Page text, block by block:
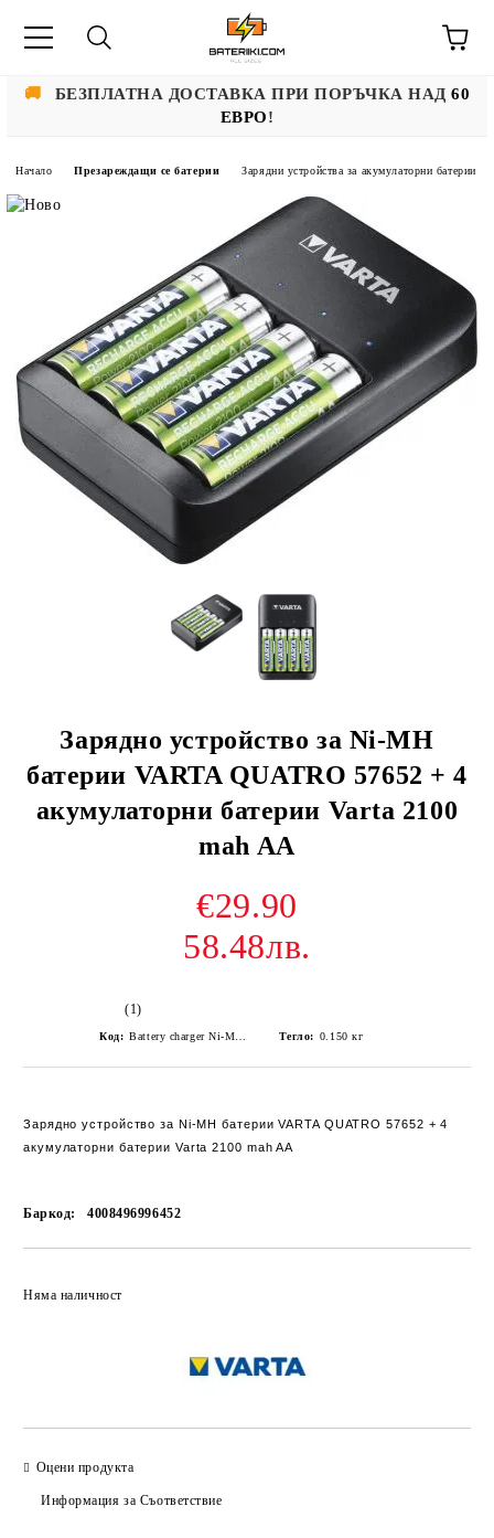
🚚 БЕЗПЛАТНА ДОСТАВКА ПРИ ПОРЪЧКА НАД60
ЕВРО!
Начало Презареждащи се батерии Зарядни устройства за акумулаторни батерии
Зарядно устройство за Ni-MH
батерии VARTA QUATRO 57652 + 4
акумулаторни батерии Varta 2100
mah AA
€29.90
58.48лв.
(1)
Код: Тегло: 0.150 кг
Зарядно устройство за Ni-MH батерии VARTA QUATRO 57652 + 4
акумулаторни батерии Varta 2100 mah AA
Баркод: 4008496996452
Няма наличност
Оцени продукта
Информация за Съответствие